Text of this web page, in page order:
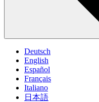
Deutsch
English
Español
Français
Italiano
日本語